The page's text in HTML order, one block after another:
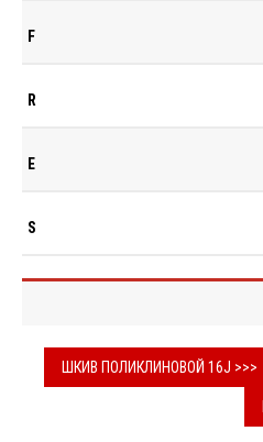
F
R
E
S
ШКИВ ПОЛИКЛИНОВОЙ 16J >>>